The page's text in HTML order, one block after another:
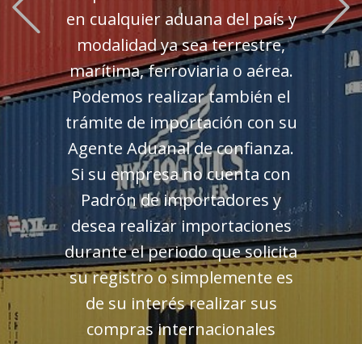
en cualquier aduana del país y
modalidad ya sea terrestre,
marítima, ferroviaria o aérea.
Podemos realizar también el
trámite de importación con su
Agente Aduanal de confianza.
Si su empresa no cuenta con
Padrón de importadores y
desea realizar importaciones
durante el periodo que solicita
su registro o simplemente es
de su interés realizar sus
compras internacionales